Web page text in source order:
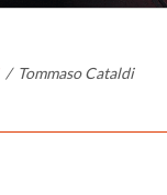
/ Tommaso Cataldi